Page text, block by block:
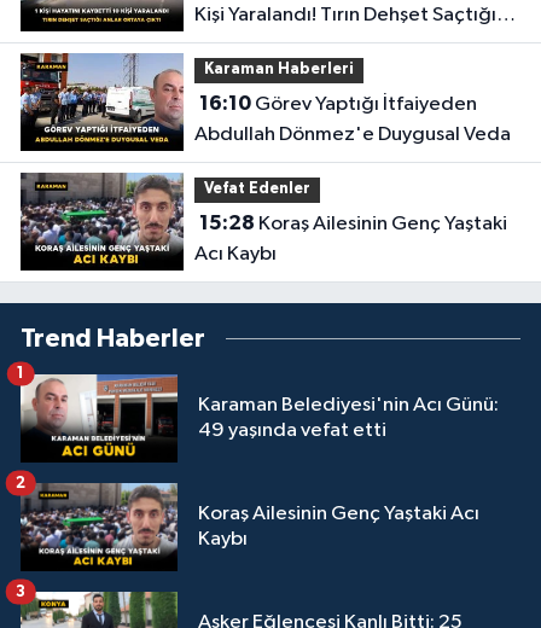
Kişi Yaralandı! Tırın Dehşet Saçtığı
Anlar Ortaya Çıktı
Karaman Haberleri
16:10Görev Yaptığı İtfaiyeden
Abdullah Dönmez'e Duygusal Veda
Vefat Edenler
15:28
Acı Kaybı
Trend Haberler
Karaman Belediyesi'nin Acı Günü:
49 yaşında vefat etti
1
Koraş Ailesinin Genç Yaştaki Acı
Kaybı
2
Asker Eğlencesi Kanlı Bitti: 25
3